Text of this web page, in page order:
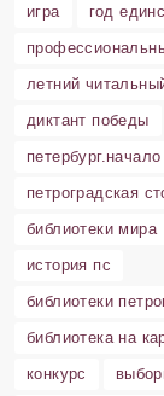
игра
год
летний
диктант победы
петербург.начало
петроградская
библиотеки мира
история пс
библиотеки
библиотека на
конкурс